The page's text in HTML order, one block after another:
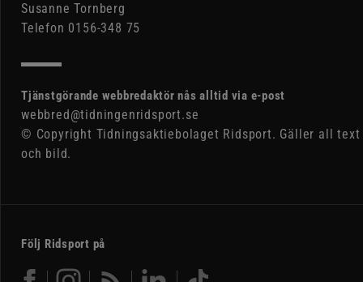
Susanne Tornberg
Telefon 0156-348 75
Tjänstgörande webbredaktör nås alltid via e-post
webbred@tidningenridsport.se
© Copyright Tidningsaktiebolaget Ridsport. Gäller all text
och bild.
Följ Ridsport på